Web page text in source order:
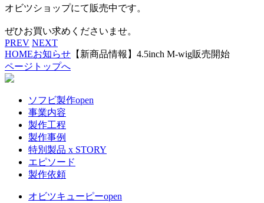
オビツショップにて販売中です。
ぜひお買い求めくださいませ。
PREV NEXT
HOMEお知らせ 【新商品情報】4.5inch M-wig販売開始
ページトップへ
ソフビ製作open
事業内容
製作工程
製作事例
特別製品 x STORY
エピソード
製作依頼
オビツキューピーopen